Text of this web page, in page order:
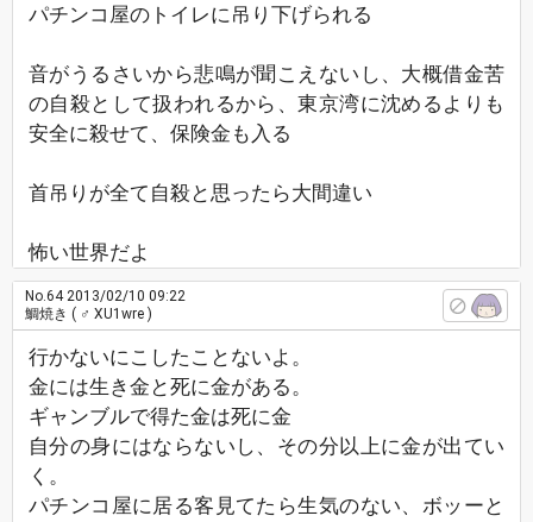
パチンコ屋のトイレに吊り下げられる
音がうるさいから悲鳴が聞こえないし、大概借金苦
の自殺として扱われるから、東京湾に沈めるよりも
安全に殺せて、保険金も入る
首吊りが全て自殺と思ったら大間違い
怖い世界だよ
No.642013/02/10 09:22
鯛焼き ( ♂ XU1wre )
行かないにこしたことないよ。
金には生き金と死に金がある。
ギャンブルで得た金は死に金
自分の身にはならないし、その分以上に金が出てい
く。
パチンコ屋に居る客見てたら生気のない、ボッーと